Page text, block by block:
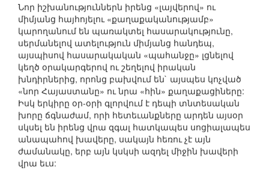
Նոր իշխանություններն իրենց «լայվերով» ու
միմյանց հայհոյելու «քաղաքականությամբ»
կարողանում են պառակտել հասարակությունը,
սերմանելով ատելություն միմյանց հանդեպ,
այսպիսով հասարակական «պահանջը» լցնելով
կեղծ օրակարգերով ու շեղելով իրական
խնդիրներից, որոնց բախվում են` այսպես կոչված
«նոր Հայաստանը» ու նրա «հին» քաղաքացիները:
Իսկ երկիրը օր-օրի գլորվում է դեպի տնտեսական
խորը ճգնաժամ, որի հետեւանքները արդեն այսօր
սկսել են իրենց վրա զգալ հատկապես սոցիալապես
անապահով խավերը, սակայն հեռու չէ այն
ժամանակը, երբ այն կսկսի ազդել միջին խավերի
վրա եւս: